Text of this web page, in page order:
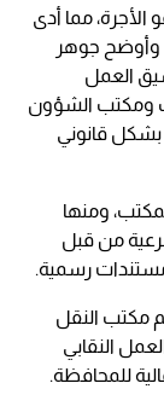
الأجرة، مما أدى
وأوضح جوهر
العمل
ومكتب الشؤون
بشكل قانوني
ومنها
شرعية من قبل
رسمية.
مكتب النقل
النقابي
للمحافظة.